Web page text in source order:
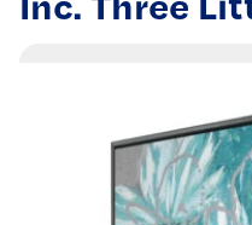
Canvas for